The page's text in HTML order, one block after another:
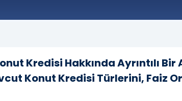
Kredisi Hakkında Ayrıntılı
Konut Kredisi Türlerini, Faiz